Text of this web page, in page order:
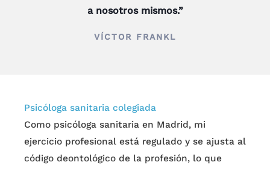
a nosotros mismos.”
VÍCTOR FRANKL
Psicóloga sanitaria colegiada
Como psicóloga sanitaria en Madrid, mi
ejercicio profesional está regulado y se ajusta al
código deontológico de la profesión, lo que